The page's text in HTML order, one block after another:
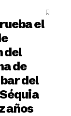
el
del
de
del
años